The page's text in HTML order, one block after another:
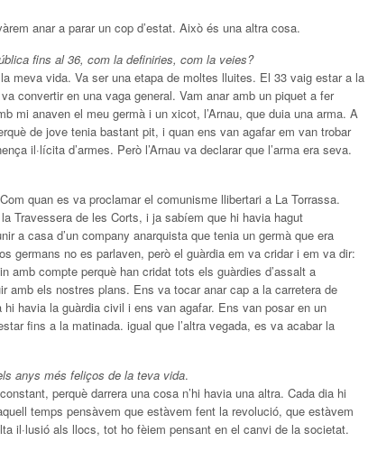
anar a parar un cop d’estat. Això és una altra cosa.
fins al 36, com la definiries, com la veies?
meva vida. Va ser una etapa de moltes lluites. El 33 vaig estar a la
convertir en una vaga general. Vam anar amb un piquet a fer
mi anaven el meu germà i un xicot, l’Arnau, que duia una arma. A
de jove tenia bastant pit, i quan ens van agafar em van trobar
il·lícita d’armes. Però l’Arnau va declarar que l’arma era seva.
quan es va proclamar el comunisme llibertari a La Torrassa.
Travessera de les Corts, i ja sabíem que hi havia hagut
a casa d’un company anarquista que tenia un germà que era
germans no es parlaven, però el guàrdia em va cridar i em va dir:
amb compte perquè han cridat tots els guàrdies d’assalt a
amb els nostres plans. Ens va tocar anar cap a la carretera de
havia la guàrdia civil i ens van agafar. Ens van posar en un
fins a la matinada. igual que l’altra vegada, es va acabar la
anys més feliços de la teva vida.
perquè darrera una cosa n’hi havia una altra. Cada dia hi
temps pensàvem que estàvem fent la revolució, que estàvem
il·lusió als llocs, tot ho fèiem pensant en el canvi de la societat.